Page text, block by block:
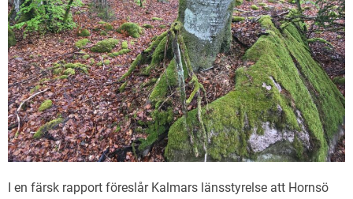
I en färsk rapport föreslår Kalmars länsstyrelse att Hornsö